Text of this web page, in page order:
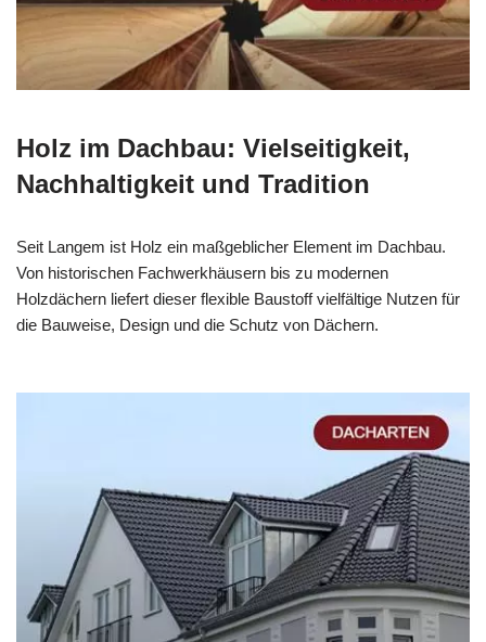
Holz im Dachbau: Vielseitigkeit,
Nachhaltigkeit und Tradition
Seit Langem ist Holz ein maßgeblicher Element im Dachbau.
Von historischen Fachwerkhäusern bis zu modernen
Holzdächern liefert dieser flexible Baustoff vielfältige Nutzen für
die Bauweise, Design und die Schutz von Dächern.